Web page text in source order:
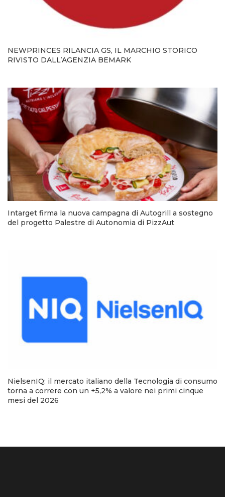
NEWPRINCES RILANCIA GS, IL MARCHIO STORICO
RIVISTO DALL’AGENZIA BEMARK
Intarget firma la nuova campagna di Autogrill a sostegno
del progetto Palestre di Autonomia di PizzAut
NielsenIQ: il mercato italiano della Tecnologia di consumo
torna a correre con un +5,2% a valore nei primi cinque
mesi del 2026